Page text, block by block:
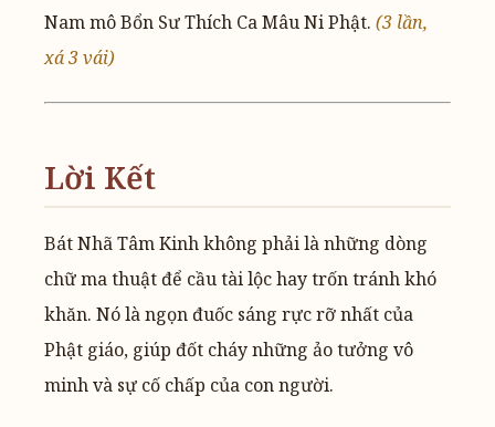
Nam mô Bổn Sư Thích Ca Mâu Ni Phật. (3 lần,
xá 3 vái)
Lời Kết
Bát Nhã Tâm Kinh không phải là những dòng
chữ ma thuật để cầu tài lộc hay trốn tránh khó
khăn. Nó là ngọn đuốc sáng rực rỡ nhất của
Phật giáo, giúp đốt cháy những ảo tưởng vô
minh và sự cố chấp của con người.